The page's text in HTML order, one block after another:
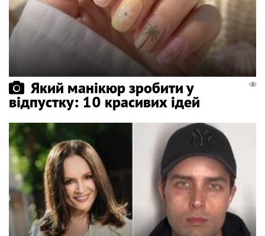
Який манікюр зробити у
відпустку: 10 красивих ідей